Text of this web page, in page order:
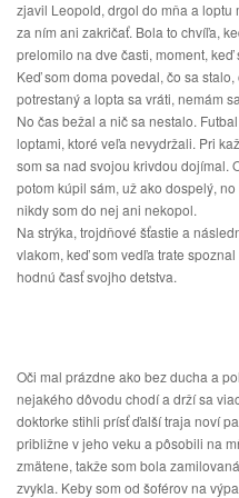
zjavil Leopold, drgol do mňa a loptu
za ním ani zakričať. Bola to chvíľa,
prelomilo na dve časti, moment, keď
Keď som doma povedal, čo sa
potrestaný a lopta sa vráti, nemám
No čas bežal a nič sa nestalo.
loptami, ktoré veľa nevydržali. Pri
som sa nad svojou krivdou dojímal.
potom kúpil sám, už ako dospelý,
nikdy som do nej ani nekopol.
Na strýka, trojdňové šťastie a
vlakom, keď som vedľa trate
hodnú časť svojho detstva.
Oči mal prázdne ako bez ducha a
nejakého dôvodu chodí a drží sa
doktorke stihli prísť ďalší traja noví
približne v jeho veku a pôsobili na
zmätene, takže som bola
zvykla. Keby som od šoférov na